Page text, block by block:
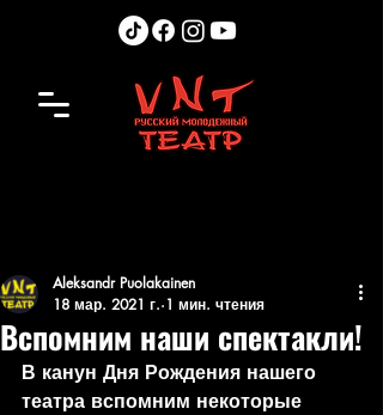
Вспомним наши спектакли!
Aleksandr Puolakainen
18 мар. 2021 г. 1 мин. чтения
В канун Дня Рождения нашего
театра вспомним некоторые